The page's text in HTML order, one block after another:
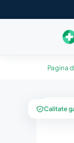
Pagina
Calitate